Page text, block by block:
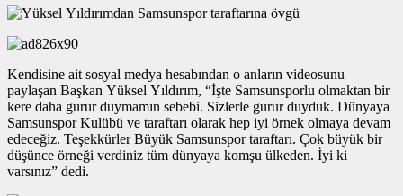
Kendisine ait sosyal medya hesabından o anların videosunu
paylaşan Başkan Yüksel Yıldırım, “İşte Samsunsporlu olmaktan bir
kere daha gurur duymamın sebebi. Sizlerle gurur duyduk. Dünyaya
Samsunspor Kulübü ve taraftarı olarak hep iyi örnek olmaya devam
edeceğiz. Teşekkürler Büyük Samsunspor taraftarı. Çok büyük bir
düşünce örneği verdiniz tüm dünyaya komşu ülkeden. İyi ki
varsınız” dedi.